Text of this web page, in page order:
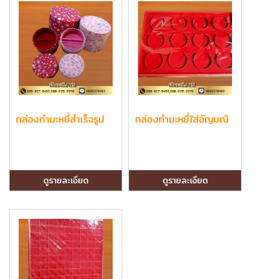
กล่องกำมะหยี่สำเร็จรูป
ดูรายละเอียด
กล่องกำมะหยี่ใส่อัญมณี
ดูรายละเอียด